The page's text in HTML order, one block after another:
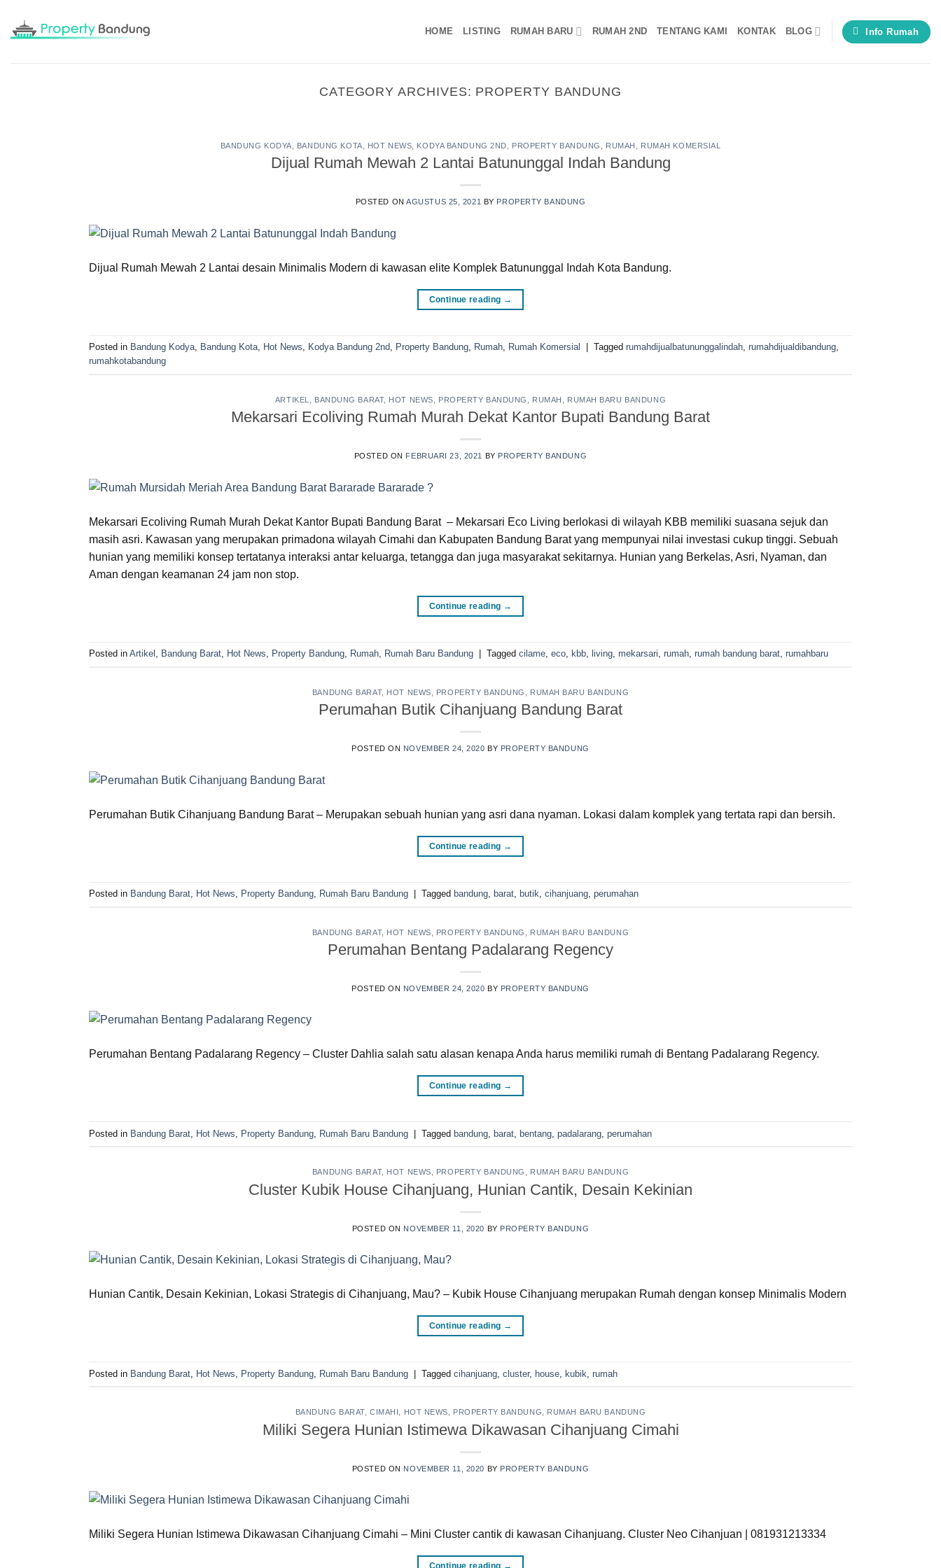
content
HOME LISTING RUMAH BARU RUMAH 2ND TENTANG KAMI KONTAK BLOG Info Rumah
CATEGORY ARCHIVES: PROPERTY BANDUNG
BANDUNG KODYA BANDUNG KOTA HOT NEWS KODYA BANDUNG 2ND PROPERTY BANDUNG RUMAH RUMAH KOMERSIAL
Dijual Rumah Mewah 2 Lantai Batununggal Indah Bandung
POSTED ONAGUSTUS 25, 2021 BY PROPERTY BANDUNG
Dijual Rumah Mewah 2 Lantai desain Minimalis Modern di kawasan elite Komplek Batununggal Indah Kota Bandung.
Continue reading →
Posted in Bandung Kodya, Bandung Kota, Hot News, Kodya Bandung 2nd, Property Bandung, Rumah, Rumah Komersial Tagged rumahdijualbatununggalindah, rumahdijualdibandung,
rumahkotabandung
ARTIKEL BANDUNG BARAT, HOT NEWS PROPERTY BANDUNG RUMAH RUMAH BARU BANDUNG
Mekarsari Ecoliving Rumah Murah Dekat Kantor Bupati Bandung Barat
POSTED ON FEBRUARI 23, 2021 BY PROPERTY BANDUNG
Mekarsari Ecoliving Rumah Murah Dekat Kantor Bupati Bandung Barat – Mekarsari Eco Living berlokasi di wilayah KBB memiliki suasana sejuk dan
masih asri. Kawasan yang merupakan primadona wilayah Cimahi dan Kabupaten Bandung Barat yang mempunyai nilai investasi cukup tinggi. Sebuah
hunian yang memiliki konsep tertatanya interaksi antar keluarga, tetangga dan juga masyarakat sekitarnya. Hunian yang Berkelas, Asri, Nyaman, dan
Aman dengan keamanan 24 jam non stop.
Continue reading →
Posted in Artikel Bandung Barat Hot News Property Bandung Rumah Rumah Baru Bandung Tagged cilame eco kbb living mekarsari rumah rumah bandung barat rumahbaru
BANDUNG BARAT, HOT NEWS PROPERTY BANDUNG RUMAH BARU BANDUNG
Perumahan Butik Cihanjuang Bandung Barat
POSTED ON NOVEMBER 24, 2020 BY PROPERTY BANDUNG
Perumahan Butik Cihanjuang Bandung Barat – Merupakan sebuah hunian yang asri dana nyaman. Lokasi dalam komplek yang tertata rapi dan bersih.
Continue reading →
Posted in Bandung Barat Hot News Property Bandung Rumah Baru Bandung Tagged bandung barat butik cihanjuang perumahan
BANDUNG BARAT, HOT NEWS PROPERTY BANDUNG RUMAH BARU BANDUNG
Perumahan Bentang Padalarang Regency
POSTED ON NOVEMBER 24, 2020 BY PROPERTY BANDUNG
Perumahan Bentang Padalarang Regency – Cluster Dahlia salah satu alasan kenapa Anda harus memiliki rumah di Bentang Padalarang Regency.
Continue reading →
Posted in Bandung Barat Hot News Property Bandung Rumah Baru Bandung Tagged bandung barat bentang padalarang perumahan
BANDUNG BARAT, HOT NEWS, PROPERTY BANDUNG , RUMAH BARU BANDUNG
Cluster Kubik House Cihanjuang, Hunian Cantik, Desain Kekinian
POSTED ON NOVEMBER 11, 2020 BY PROPERTY BANDUNG
Hunian Cantik, Desain Kekinian, Lokasi Strategis di Cihanjuang, Mau? – Kubik House Cihanjuang merupakan Rumah dengan konsep Minimalis Modern
Continue reading →
Posted in Bandung Barat Hot News Property Bandung Rumah Baru Bandung | Tagged cihanjuang cluster, house kubik rumah
BANDUNG BARAT,CIMAHI , HOT NEWS, PROPERTY BANDUNG, RUMAH BARU BANDUNG
Miliki Segera Hunian Istimewa Dikawasan Cihanjuang Cimahi
POSTED ON NOVEMBER 11, 2020 BY PROPERTY BANDUNG
Miliki Segera Hunian Istimewa Dikawasan Cihanjuang Cimahi – Mini Cluster cantik di kawasan Cihanjuang. Cluster Neo Cihanjuan | 081931213334